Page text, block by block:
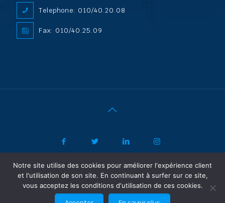
Telephone: 010/40.20.08
Fax: 010/40.25.09
© 2022 ADL Security SPRL/BVBA | Politique de confidentialité
Vertrouwelijkheidsbeleid | Powered by SF Concept
FR
Notre site utilise des cookies pour améliorer l'expérience client
et l'utilisation de son site. En continuant à surfer sur ce site,
vous acceptez les conditions d'utilisation de ces cookies.